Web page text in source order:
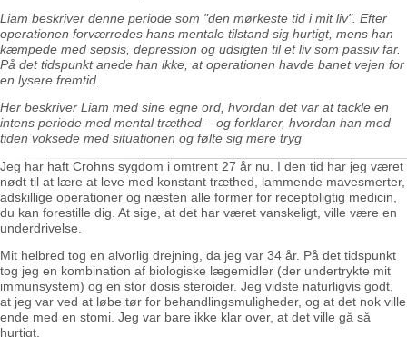
Liam beskriver denne periode som "den mørkeste tid i mit liv". Efter
operationen forværredes hans mentale tilstand sig hurtigt, mens han
kæmpede med sepsis, depression og udsigten til et liv som passiv far.
På det tidspunkt anede han ikke, at operationen havde banet vejen for
en lysere fremtid.
Her beskriver Liam med sine egne ord, hvordan det var at tackle en
intens periode med mental træthed – og forklarer, hvordan han med
tiden voksede med situationen og følte sig mere tryg
Jeg har haft Crohns sygdom i omtrent 27 år nu. I den tid har jeg været
nødt til at lære at leve med konstant træthed, lammende mavesmerter,
adskillige operationer og næsten alle former for receptpligtig medicin,
du kan forestille dig. At sige, at det har været vanskeligt, ville være en
underdrivelse.
Mit helbred tog en alvorlig drejning, da jeg var 34 år. På det tidspunkt
tog jeg en kombination af biologiske lægemidler (der undertrykte mit
immunsystem) og en stor dosis steroider. Jeg vidste naturligvis godt,
at jeg var ved at løbe tør for behandlingsmuligheder, og at det nok ville
ende med en stomi. Jeg var bare ikke klar over, at det ville gå så
hurtigt.